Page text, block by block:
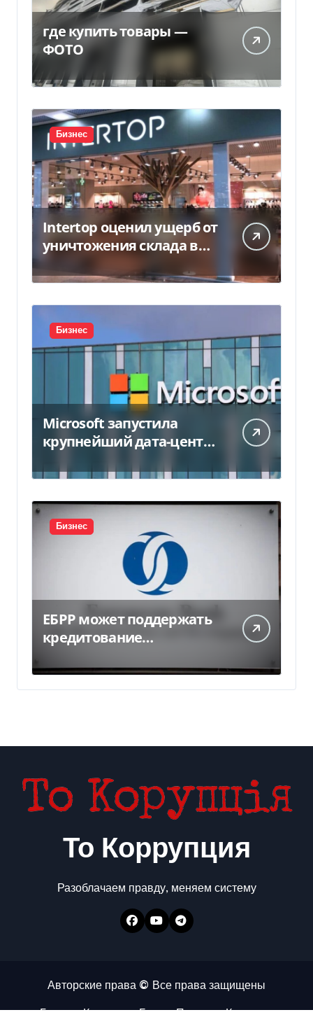
где купить товары —
ФОТО
Бизнес
Intertop оценил ущерб от
уничтожения склада в
450 млн грн
Бизнес
Microsoft запустила
крупнейший дата-центр
миллиарда
Бизнес
ЕБРР может поддержать
кредитование
300 млн евро — Delo.ua
То Коррупция
Разоблачаем правду, меняем систему
Авторские права © Все права защищены
ГлавнаяКоррупцияБизнесПолитикаКонтакты